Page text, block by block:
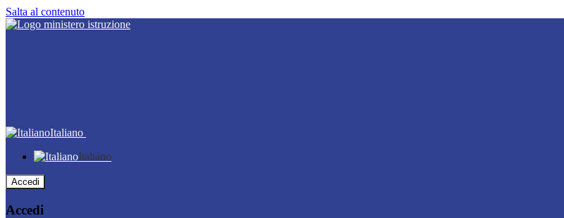
Salta al contenuto
Italiano
Italiano
Accedi
Accedi